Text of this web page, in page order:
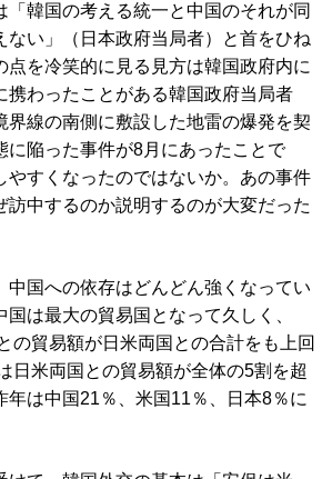
「韓国の考える統一と中国のそれが同
ない」（日本政府当局者）と首をひね
点を冷笑的に見る見方は韓国政府内に
携わったことがある韓国政府当局者
界線の南側に敷設した地雷の爆発を契
に陥った事件が8月にあったことで
やすくなったのではないか。あの事件
訪中するのか説明するのが大変だった
国への依存はどんどん強くなってい
国は最大の貿易国となって久しく、
の貿易額が日米両国との合計をも上回
日米両国との貿易額が全体の5割を超
年は中国21％、米国11％、日本8％に